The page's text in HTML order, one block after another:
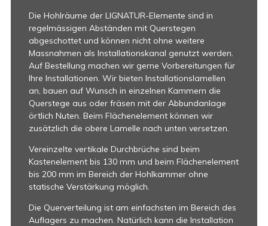
Die Hohlräume der LIGNATUR-Elemente sind in
regelmässigen Abständen mit Querstegen
abgeschottet und können nicht ohne weitere
Massnahmen als Installationskanal genutzt werden.
Auf Bestellung machen wir gerne Vorbereitungen für
Ihre Installationen. Wir bieten Installationslamellen
an, bauen auf Wunsch in einzelnen Kammern die
Querstege aus oder fräsen mit der Abbundanlage
örtlich Nuten. Beim Flächenelement können wir
zusätzlich die obere Lamelle nach unten versetzen.
Vereinzelte vertikale Durchbrüche sind beim
Kastenelement bis 130 mm und beim Flächenelement
bis 200 mm im Bereich der Hohlkammer ohne
statische Verstärkung möglich.
Die Querverteilung ist am einfachsten im Bereich des
Auflagers zu machen. Natürlich kann die Installation